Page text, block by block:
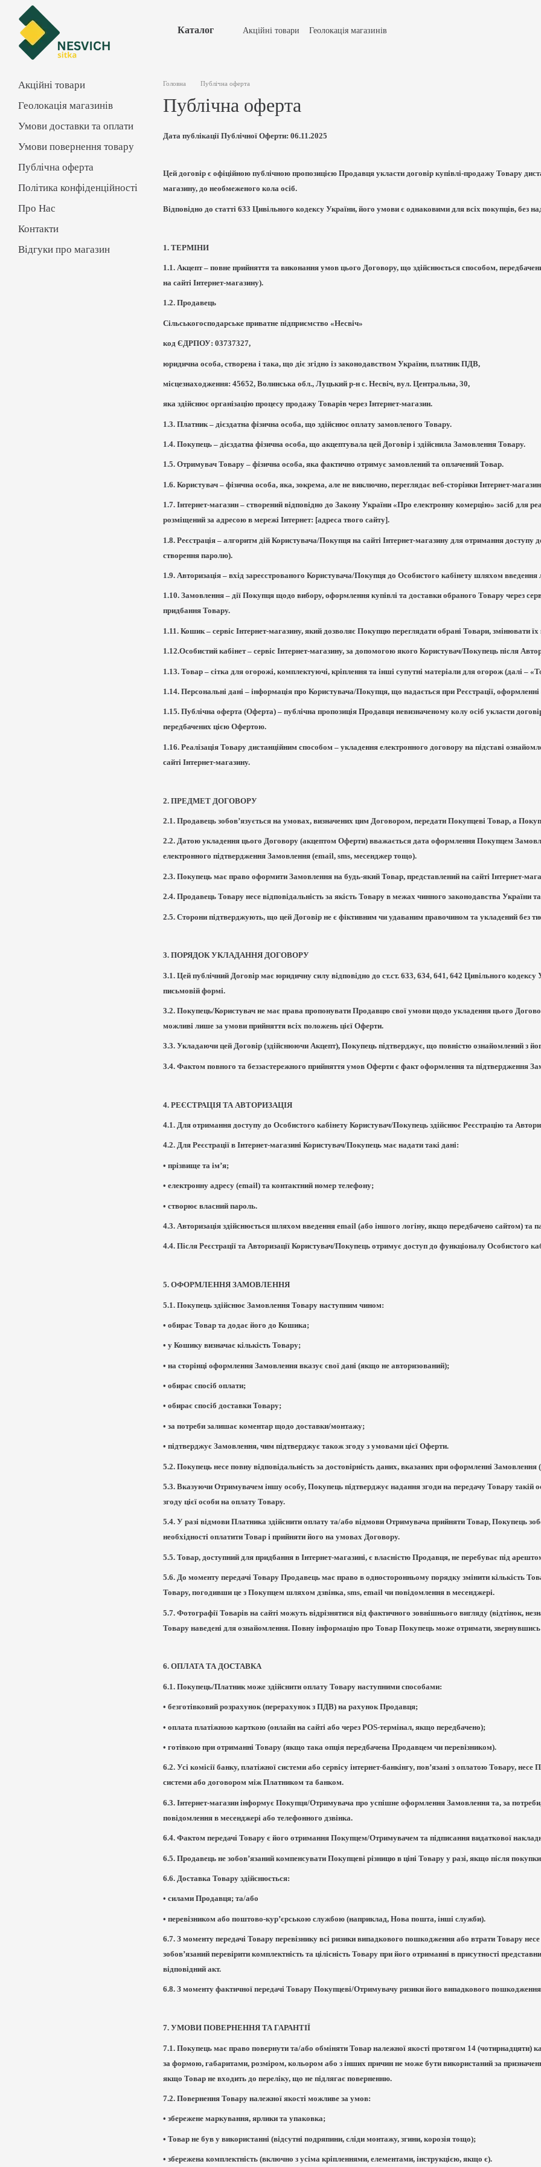
Перейти до основного контенту
Каталог Акційні товари
Геолокація магазинів
Головна Публічна оферта
Публічна оферта
Дата публікації Публічної Оферти: 06.11.2025
Цей договір є офіційною публічною пропозицією Продавця укласти договір купівлі-продажу Товару
магазину, до необмеженого кола осіб.
Відповідно до статті 633 Цивільного кодексу України, його умови є однаковими для всіх покупців, без
1. ТЕРМІНИ
1.1. Акцепт – повне прийняття та виконання умов цього Договору, що здійснюється способом,
на сайті Інтернет-магазину).
1.2. Продавець
Сільськогосподарське приватне підприємство «Несвіч»
код ЄДРПОУ: 03737327,
юридична особа, створена і така, що діє згідно із законодавством України, платник ПДВ,
місцезнаходження: 45652, Волинська обл., Луцький р-н с. Несвіч, вул. Центральна, 30,
яка здійснює організацію процесу продажу Товарів через Інтернет-магазин.
1.3. Платник – дієздатна фізична особа, що здійснює оплату замовленого Товару.
1.4. Покупець – дієздатна фізична особа, що акцептувала цей Договір і здійснила Замовлення Товару.
1.5. Отримувач Товару – фізична особа, яка фактично отримує замовлений та оплачений Товар.
1.6. Користувач – фізична особа, яка, зокрема, але не виключно, переглядає веб-сторінки Інтернет-
1.7. Інтернет-магазин – створений відповідно до Закону України «Про електронну комерцію» засіб для
розміщений за адресою в мережі Інтернет: [адреса твого сайту].
1.8. Реєстрація – алгоритм дій Користувача/Покупця на сайті Інтернет-магазину для отримання
створення паролю).
1.9. Авторизація – вхід зареєстрованого Користувача/Покупця до Особистого кабінету шляхом
1.10. Замовлення – дії Покупця щодо вибору, оформлення купівлі та доставки обраного Товару через
придбання Товару.
1.11. Кошик – сервіс Інтернет-магазину, який дозволяє Покупцю переглядати обрані Товари, змінювати
1.12.Особистий кабінет – сервіс Інтернет-магазину, за допомогою якого Користувач/Покупець після
1.13. Товар – сітка для огорожі, комплектуючі, кріплення та інші супутні матеріали для огорож (далі –
1.14. Персональні дані – інформація про Користувача/Покупця, що надається при Реєстрації,
1.15. Публічна оферта (Оферта) – публічна пропозиція Продавця невизначеному колу осіб укласти
передбачених цією Офертою.
1.16. Реалізація Товару дистанційним способом – укладення електронного договору на підставі
сайті Інтернет-магазину.
2. ПРЕДМЕТ ДОГОВОРУ
2.1. Продавець зобов’язується на умовах, визначених цим Договором, передати Покупцеві Товар, а
2.2. Датою укладення цього Договору (акцептом Оферти) вважається дата оформлення Покупцем
електронного підтвердження Замовлення (email, sms, месенджер тощо).
2.3. Покупець має право оформити Замовлення на будь-який Товар, представлений на сайті Інтернет-
2.4. Продавець Товару несе відповідальність за якість Товару в межах чинного законодавства України
2.5. Сторони підтверджують, що цей Договір не є фіктивним чи удаваним правочином та укладений без
3. ПОРЯДОК УКЛАДАННЯ ДОГОВОРУ
3.1. Цей публічний Договір має юридичну силу відповідно до ст.ст. 633, 634, 641, 642 Цивільного
письмовій формі.
3.2. Покупець/Користувач не має права пропонувати Продавцю свої умови щодо укладення цього
можливі лише за умови прийняття всіх положень цієї Оферти.
3.3. Укладаючи цей Договір (здійснюючи Акцепт), Покупець підтверджує, що повністю ознайомлений з
3.4. Фактом повного та беззастережного прийняття умов Оферти є факт оформлення та підтвердження
4. РЕЄСТРАЦІЯ ТА АВТОРИЗАЦІЯ
4.1. Для отримання доступу до Особистого кабінету Користувач/Покупець здійснює Реєстрацію та
4.2. Для Реєстрації в Інтернет-магазині Користувач/Покупець має надати такі дані:
• прізвище та ім’я;
• електронну адресу (email) та контактний номер телефону;
• створює власний пароль.
4.3. Авторизація здійснюється шляхом введення email (або іншого логіну, якщо передбачено сайтом) та
4.4. Після Реєстрації та Авторизації Користувач/Покупець отримує доступ до функціоналу Особистого
5. ОФОРМЛЕННЯ ЗАМОВЛЕННЯ
5.1. Покупець здійснює Замовлення Товару наступним чином:
• обирає Товар та додає його до Кошика;
• у Кошику визначає кількість Товару;
• на сторінці оформлення Замовлення вказує свої дані (якщо не авторизований);
• обирає спосіб оплати;
• обирає спосіб доставки Товару;
• за потреби залишає коментар щодо доставки/монтажу;
• підтверджує Замовлення, чим підтверджує також згоду з умовами цієї Оферти.
5.2. Покупець несе повну відповідальність за достовірність даних, вказаних при оформленні
5.3. Вказуючи Отримувачем іншу особу, Покупець підтверджує надання згоди на передачу Товару
згоду цієї особи на оплату Товару.
5.4. У разі відмови Платника здійснити оплату та/або відмови Отримувача прийняти Товар, Покупець
необхідності оплатити Товар і прийняти його на умовах Договору.
5.5. Товар, доступний для придбання в Інтернет-магазині, є власністю Продавця, не перебуває під
5.6. До моменту передачі Товару Продавець має право в односторонньому порядку змінити кількість
Товару, погодивши це з Покупцем шляхом дзвінка, sms, email чи повідомлення в месенджері.
5.7. Фотографії Товарів на сайті можуть відрізнятися від фактичного зовнішнього вигляду (відтінок,
Товару наведені для ознайомлення. Повну інформацію про Товар Покупець може отримати,
6. ОПЛАТА ТА ДОСТАВКА
6.1. Покупець/Платник може здійснити оплату Товару наступними способами:
• безготівковий розрахунок (перерахунок з ПДВ) на рахунок Продавця;
• оплата платіжною карткою (онлайн на сайті або через POS-термінал, якщо передбачено);
• готівкою при отриманні Товару (якщо така опція передбачена Продавцем чи перевізником).
6.2. Усі комісії банку, платіжної системи або сервісу інтернет-банкінгу, пов’язані з оплатою Товару,
системи або договором між Платником та банком.
6.3. Інтернет-магазин інформує Покупця/Отримувача про успішне оформлення Замовлення та, за
повідомлення в месенджері або телефонного дзвінка.
6.4. Фактом передачі Товару є його отримання Покупцем/Отримувачем та підписання видаткової
6.5. Продавець не зобов’язаний компенсувати Покупцеві різницю в ціні Товару у разі, якщо після
6.6. Доставка Товару здійснюється:
• силами Продавця; та/або
• перевізником або поштово-кур’єрською службою (наприклад, Нова пошта, інші служби).
6.7. З моменту передачі Товару перевізнику всі ризики випадкового пошкодження або втрати Товару
зобов’язаний перевірити комплектність та цілісність Товару при його отриманні в присутності
відповідний акт.
6.8. З моменту фактичної передачі Товару Покупцеві/Отримувачу ризики його випадкового
7. УМОВИ ПОВЕРНЕННЯ ТА ГАРАНТІЇ
7.1. Покупець має право повернути та/або обміняти Товар належної якості протягом 14 (чотирнадцяти)
за формою, габаритами, розміром, кольором або з інших причин не може бути використаний за
якщо Товар не входить до переліку, що не підлягає поверненню.
7.2. Повернення Товару належної якості можливе за умов:
• збережене маркування, ярлики та упаковка;
• Товар не був у використанні (відсутні подряпини, сліди монтажу, згини, корозія тощо);
• збережена комплектність (включно з усіма кріпленнями, елементами, інструкцією, якщо є).
Акційні товари
Геолокація магазинів
Умови доставки та оплати
Умови повернення товару
Публічна оферта
Політика конфіденційності
Про Нас
Контакти
Відгуки про магазин